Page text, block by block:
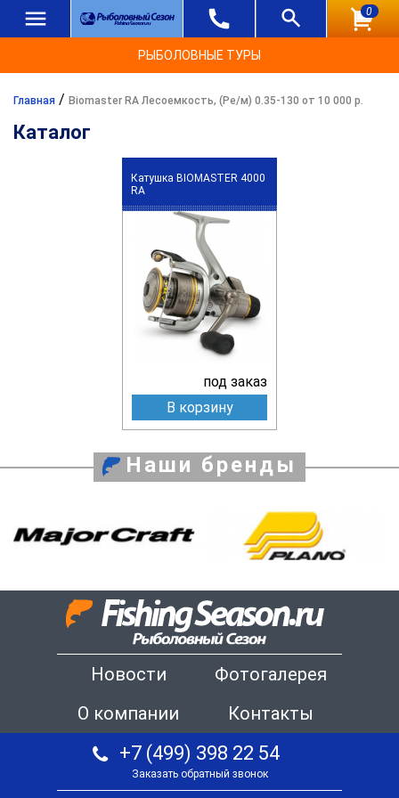
0
РЫБОЛОВНЫЕ ТУРЫ
Главная / Biomaster RA Лесоемкость, (Ре/м) 0.35-130 от 10 000 р.
Каталог
Катушка BIOMASTER 4000
RA
под заказ
В корзину
Наши бренды
Новости
Фотогалерея
О компании
Контакты
+7 (499) 398 22 54
Заказать обратный звонок